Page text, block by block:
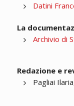
Datini
La
Archivio di
Redazione e
Pagliai